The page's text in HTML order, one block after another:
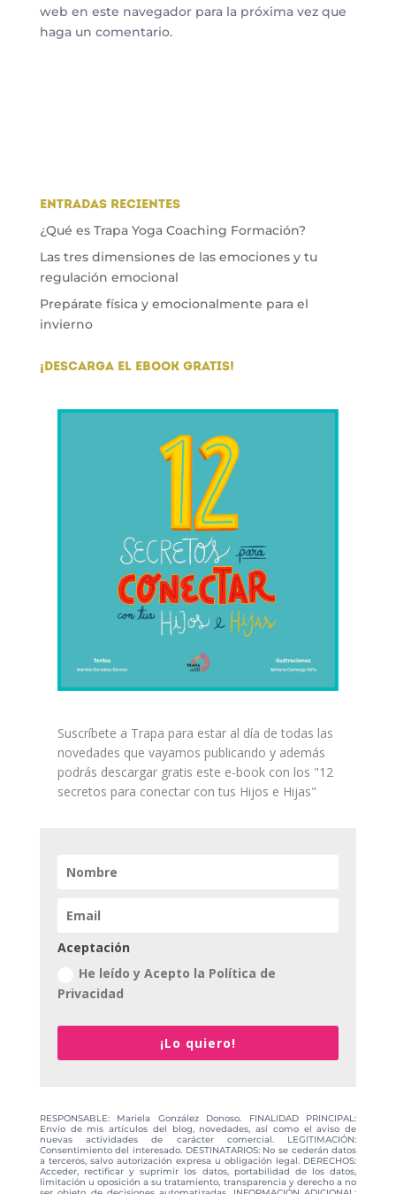
web en este navegador para la próxima vez que
haga un comentario.
Entradas recientes
¿Qué es Trapa Yoga Coaching Formación?
Las tres dimensiones de las emociones y tu
regulación emocional
Prepárate física y emocionalmente para el
invierno
¡DESCARGA EL EBOOK GRATIS!
Suscríbete a Trapa para estar al día de todas las
novedades que vayamos publicando y además
podrás descargar gratis este e-book con los "12
secretos para conectar con tus Hijos e Hijas"
Aceptación
He leído y Acepto la Política de
Privacidad
¡Lo quiero!
RESPONSABLE: Mariela González Donoso. FINALIDAD PRINCIPAL:
Envío de mis artículos del blog, novedades, así como el aviso de
nuevas actividades de carácter comercial. LEGITIMACIÓN:
Consentimiento del interesado. DESTINATARIOS: No se cederán datos
a terceros, salvo autorización expresa u obligación legal. DERECHOS:
Acceder, rectificar y suprimir los datos, portabilidad de los datos,
limitación u oposición a su tratamiento, transparencia y derecho a no